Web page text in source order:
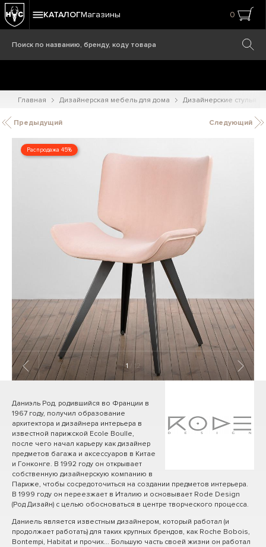
КАТАЛОГМагазины 0
Главная Дизайнерская мебель для дома Дизайнерские стулья
Предыдущий Следующий
Распродажа 45%
1 / 12
Даниэль Род, родившийся во Франции в
1967 году, получил образование
архитектора и дизайнера интерьера в
известной парижской Ecole Boulle,
после чего начал карьеру как дизайнер
предметов багажа и аксессуаров в Китае
и Гонконге. В 1992 году он открывает
собственную дизайнерскую компанию в
Париже, чтобы сосредоточиться на создании предметов интерьера.
В 1999 году он переезжает в Италию и основывает Rode Design
(Род Дизайн) с целью обосноваться в центре творческого процесса.
Даниель является известным дизайнером, который работал (и
продолжает работать) для таких крупных брендов, как Roche Bobois,
Bontempi, Habitat и прочих... Большую часть своей жизни он работал